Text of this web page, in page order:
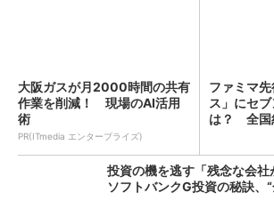
大阪ガスが月2000時間の共有
作業を削減！ 現場のAI活用
術
PR(ITmedia エンタープライズ)
ファミマ
ス」にセ
は？ 全国
投資の機を逃す「残念な会
ソフトバンクG投資の秘訣、